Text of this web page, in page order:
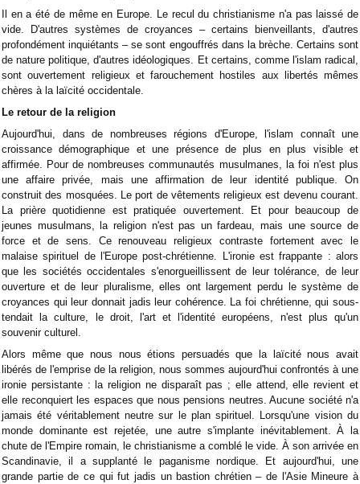
Il en a été de même en Europe. Le recul du christianisme n'a pas laissé de
vide. D'autres systèmes de croyances – certains bienveillants, d'autres
profondément inquiétants – se sont engouffrés dans la brèche. Certains sont
de nature politique, d'autres idéologiques. Et certains, comme l'islam radical,
sont ouvertement religieux et farouchement hostiles aux libertés mêmes
chères à la laïcité occidentale.
Le retour de la religion
Aujourd'hui, dans de nombreuses régions d'Europe, l'islam connaît une
croissance démographique et une présence de plus en plus visible et
affirmée. Pour de nombreuses communautés musulmanes, la foi n'est plus
une affaire privée, mais une affirmation de leur identité publique. On
construit des mosquées. Le port de vêtements religieux est devenu courant.
La prière quotidienne est pratiquée ouvertement. Et pour beaucoup de
jeunes musulmans, la religion n'est pas un fardeau, mais une source de
force et de sens. Ce renouveau religieux contraste fortement avec le
malaise spirituel de l'Europe post-chrétienne. L'ironie est frappante : alors
que les sociétés occidentales s'enorgueillissent de leur tolérance, de leur
ouverture et de leur pluralisme, elles ont largement perdu le système de
croyances qui leur donnait jadis leur cohérence. La foi chrétienne, qui sous-
tendait la culture, le droit, l'art et l'identité européens, n'est plus qu'un
souvenir culturel.
Alors même que nous nous étions persuadés que la laïcité nous avait
libérés de l'emprise de la religion, nous sommes aujourd'hui confrontés à une
ironie persistante : la religion ne disparaît pas ; elle attend, elle revient et
elle reconquiert les espaces que nous pensions neutres. Aucune société n'a
jamais été véritablement neutre sur le plan spirituel. Lorsqu'une vision du
monde dominante est rejetée, une autre s'implante inévitablement. À la
chute de l'Empire romain, le christianisme a comblé le vide. À son arrivée en
Scandinavie, il a supplanté le paganisme nordique. Et aujourd'hui, une
grande partie de ce qui fut jadis un bastion chrétien – de l'Asie Mineure à